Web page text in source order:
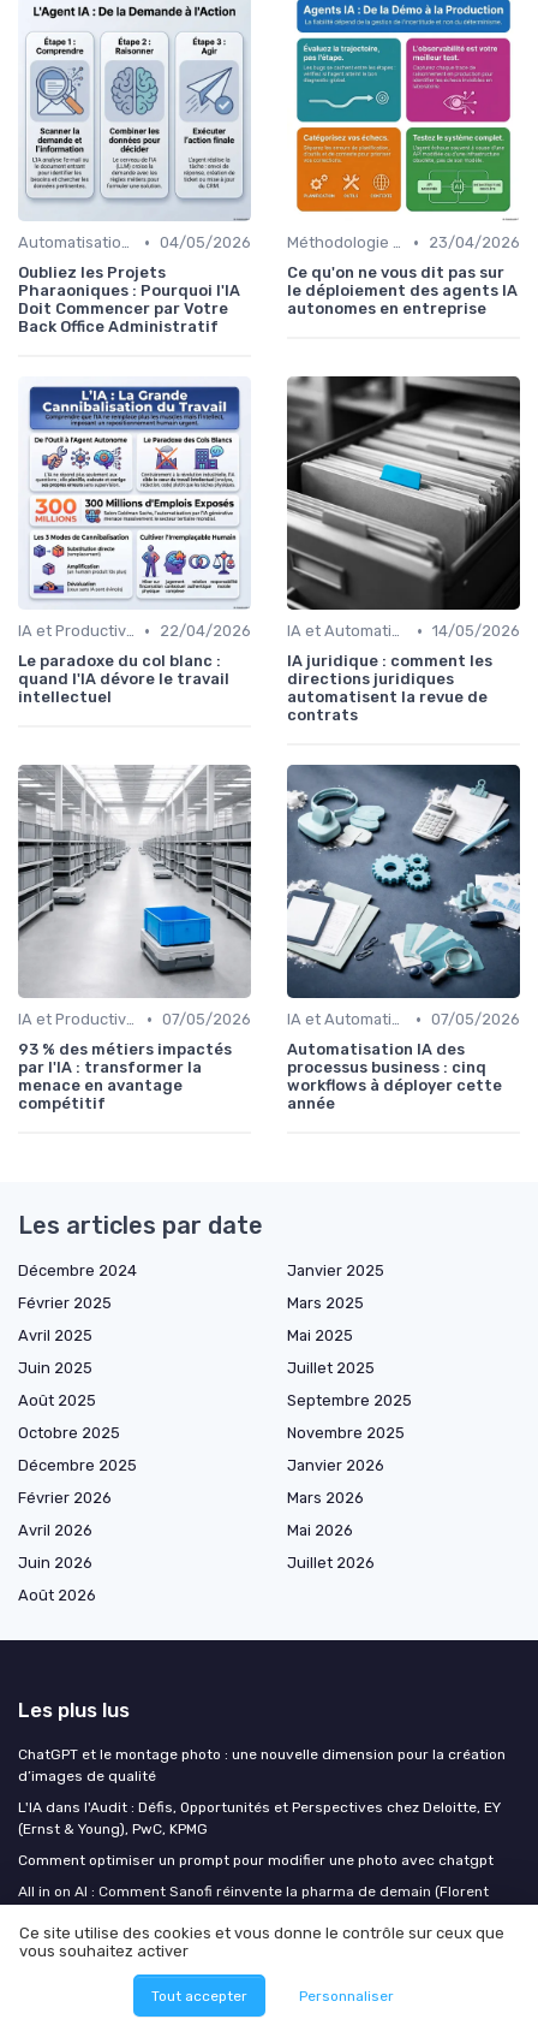
Automatisation des tâches par IA • 04/05/2026
Oubliez les Projets
Pharaoniques : Pourquoi l'IA
Doit Commencer par Votre
Back Office Administratif
Méthodologie de déploiement IA •
23/04/2026
Ce qu'on ne vous dit pas sur
le déploiement des agents IA
autonomes en entreprise
IA et Productivité •
22/04/2026
Le paradoxe du col blanc :
quand l'IA dévore le travail
intellectuel
IA et Automatisation des processus • 14/05/2026
IA juridique : comment les
directions juridiques
automatisent la revue de
contrats
IA et Productivité • 07/05/2026
93 % des métiers impactés
par l'IA : transformer la
menace en avantage
compétitif
IA et Automatisation des processus • 07/05/2026
Automatisation IA des
processus business : cinq
workflows à déployer cette
année
Les articles par date
Décembre 2024
Janvier 2025
Février 2025
Mars 2025
Avril 2025
Mai 2025
Juin 2025
Juillet 2025
Août 2025
Septembre 2025
Octobre 2025
Novembre 2025
Décembre 2025
Janvier 2026
Février 2026
Mars 2026
Avril 2026
Mai 2026
Juin 2026
Juillet 2026
Août 2026
Les plus lus
ChatGPT et le montage photo : une nouvelle dimension pour la création
d’images de qualité
L'IA dans l'Audit : Défis, Opportunités et Perspectives chez Deloitte, EY
(Ernst & Young), PwC, KPMG
Comment optimiser un prompt pour modifier une photo avec chatgpt
All in on AI : Comment Sanofi réinvente la pharma de demain (Florent
L'IA est-elle vraiment au service de l'humain ? (Tristan Nitot, OCTO
Ce site utilise des cookies et vous donne le contrôle sur ceux que
vous souhaitez activer
Tout accepter Personnaliser